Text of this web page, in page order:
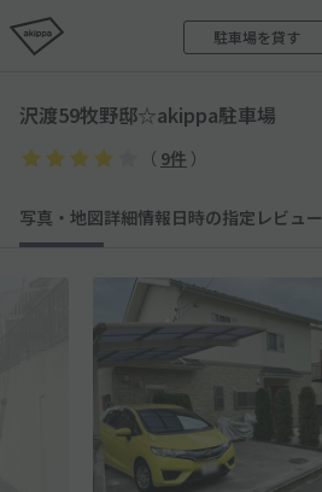
駐車場を貸す
沢渡59牧野邸☆akippa駐車場
（ 9件 ）
写真・地図詳細情報日時の指定 レビュー